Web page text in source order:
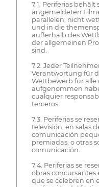
7.1. Periferias
angemeldeten
parallelen, nicht
und in die
außerhalb des
der allgemeinen
sind.
7.2. Jeder
Verantwortung für
Wettbewerb für
aufgenommen
cualquier
terceros.
7.3. Periferias se
televisión, en salas
comunicación
premiadas, o otras
comunicación.
7.4. Periferias se
obras concursantes
que se celebren en